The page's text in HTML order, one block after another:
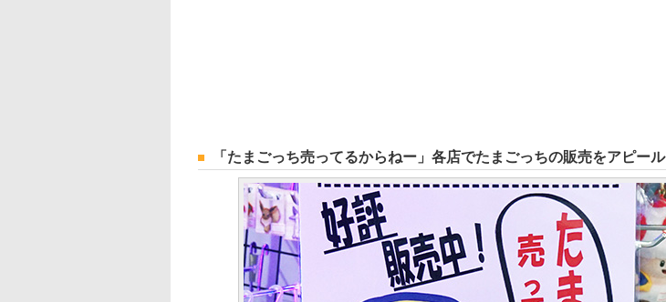
「たまごっち売ってるからねー」各店でたまごっちの販売をアピール